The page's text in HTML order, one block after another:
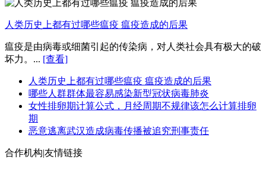
人类历史上都有过哪些瘟疫 瘟疫造成的后果
瘟疫是由病毒或细菌引起的传染病，对人类社会具有极大的破
坏力。... [查看]
人类历史上都有过哪些瘟疫 瘟疫造成的后果
哪些人群群体最容易感染新型冠状病毒肺炎
女性排卵期计算公式，月经周期不规律该怎么计算排卵
期
恶意逃离武汉造成病毒传播被追究刑事责任
合作机构|友情链接